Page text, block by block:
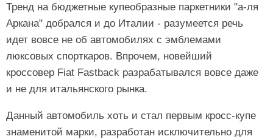
Тренд на бюджетные купеобразные паркетники "а-ля
Аркана" добрался и до Италии - разумеется речь
идет вовсе не об автомобилях с эмблемами
люксовых спорткаров. Впрочем, новейший
кроссовер Fiat Fastback разрабатывался вовсе даже
и не для итальянского рынка.
Данный автомобиль хоть и стал первым кросс-купе
знаменитой марки, разработан исключительно для